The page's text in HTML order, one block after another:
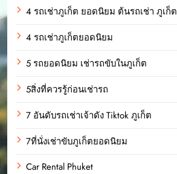
4 รถเช่าภูเก็ต ยอดนิยม ต้นรถเช่า ภูเก็ต
4 รถเช่าภูเก็ตยอดนิยม
5 รถยอดนิยม เช่ารถขับในภูเก็ต
5สิ่งที่ควรรู้ก่อนเช่ารถ
7 อันดับรถเช่าเจ้าดัง Tiktok ภูเก็ต
7ที่นั่งเช่าขับภูเก็ตยอดนิยม
Car Rental Phuket